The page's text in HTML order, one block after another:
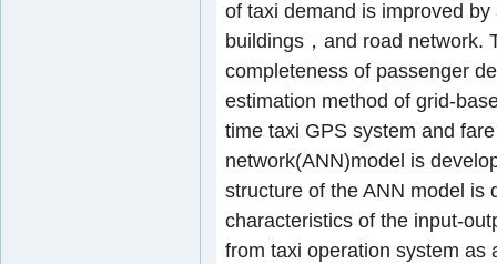
of taxi demand is improved
buildings，and road network.
completeness of passenger
estimation method of grid-
time taxi GPS system and
network(ANN)model is
structure of the ANN model is
characteristics of the input-
from taxi operation system as